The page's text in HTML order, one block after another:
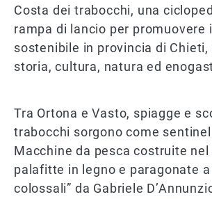
Costa dei trabocchi, una
rampa di lancio per promuovere
sostenibile in provincia di Chieti,
storia, cultura, natura ed
Tra Ortona e Vasto, spiagge e
trabocchi sorgono come
Macchine da pesca costruite nel
palafitte in legno e paragonate a
colossali” da Gabriele